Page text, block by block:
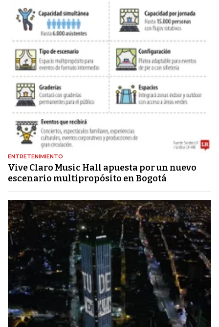
ENTRETENIMIENTO
Vive Claro Music Hall apuesta por un nuevo
escenario multipropósito en Bogotá